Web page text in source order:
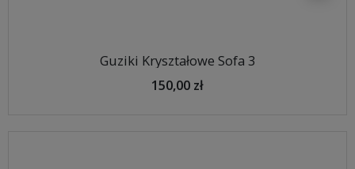
Guziki Kryształowe Sofa 3
150,00 zł